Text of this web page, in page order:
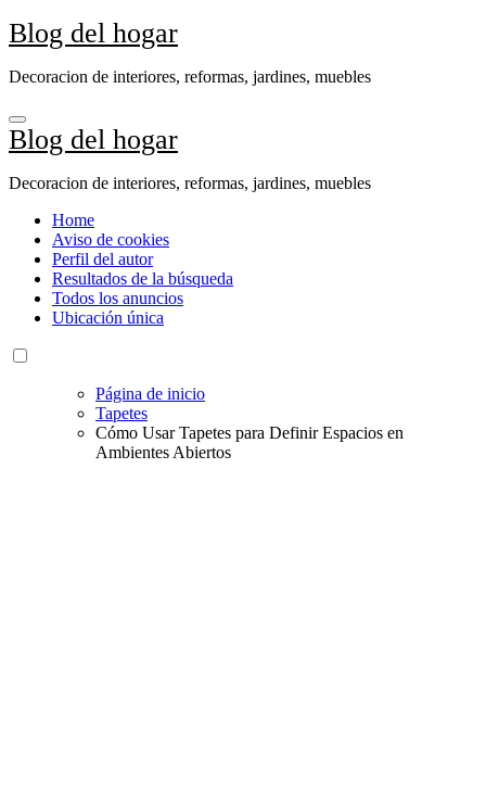
Ir
al
Blog del hogar
Decoracion de interiores, reformas, jardines, muebles
Blog del hogar
Decoracion de interiores, reformas, jardines, muebles
Home
Aviso de cookies
Perfil del autor
Resultados de la búsqueda
Todos los anuncios
Ubicación única
Página de inicio
Tapetes
Cómo Usar Tapetes para Definir Espacios en
Ambientes Abiertos